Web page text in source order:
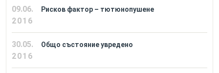
09.06.
2016
Рисков фактор – тютюнопушене
30.05.
2016
Общо състояние увредено